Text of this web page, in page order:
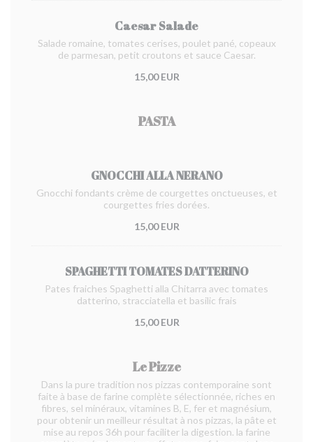
Caesar Salade
Salade romaine, tomates cerises, poulet pané, copeaux
de parmesan, petit croutons et sauce Caesar.
15,00 EUR
PASTA
GNOCCHI ALLA NERANO
Gnocchi fondants crème de courgettes onctueuses, et
courgettes fries dorées.
15,00 EUR
SPAGHETTI TOMATES DATTERINO
Pates fraiches Spaghetti alla Chitarra avec tomates
datterino, stracciatella et basilic frais
15,00 EUR
Le Pizze
Dans la pure tradition nos pizzas contemporaine sont
faite à base de farine complète sélectionnée, riches en
fibres, sel minéraux, vitamines B, E, fer et magnésium,
pour obtenir un meilleur résultat à nos pizzas, la pâte et
mise au repos 36h pour faciliter la digestion. la farine